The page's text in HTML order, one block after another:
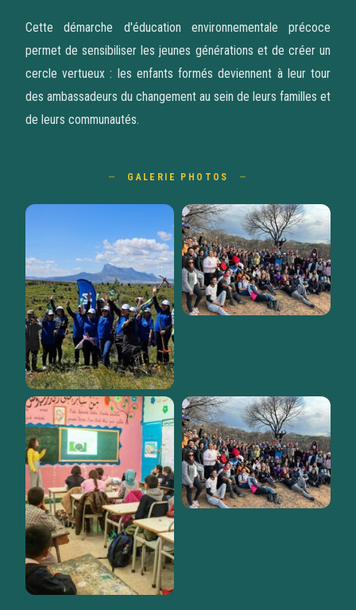
Cette démarche d'éducation environnementale précoce
permet de sensibiliser les jeunes générations et de créer un
cercle vertueux : les enfants formés deviennent à leur tour
des ambassadeurs du changement au sein de leurs familles et
de leurs communautés.
GALERIE PHOTOS